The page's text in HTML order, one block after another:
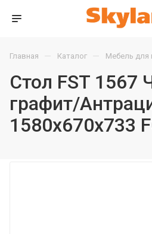
Главная — Каталог — Мебель для
Стол FST 1567
графит/
1580х670х733